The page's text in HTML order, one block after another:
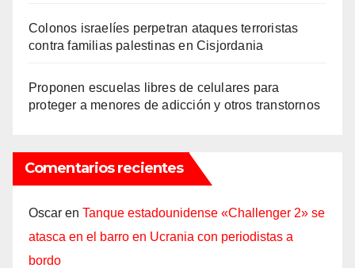
Colonos israelíes perpetran ataques terroristas
contra familias palestinas en Cisjordania
Proponen escuelas libres de celulares para
proteger a menores de adicción y otros transtornos
Comentarios recientes
Oscar en Tanque estadounidense «Challenger 2» se
atasca en el barro en Ucrania con periodistas a
bordo